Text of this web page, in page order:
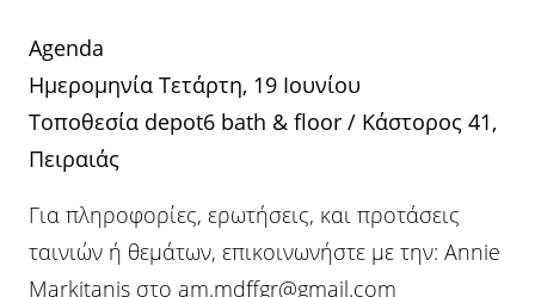
Agenda
Ημερομηνία Τετάρτη, 19 Ιουνίου
Τοποθεσία depot6 bath & floor / Κάστορος 41,
Πειραιάς
Για πληροφορίες, ερωτήσεις, και προτάσεις
ταινιών ή θεμάτων, επικοινωνήστε με την: Annie
Markitanis στο am.mdffgr@gmail.com